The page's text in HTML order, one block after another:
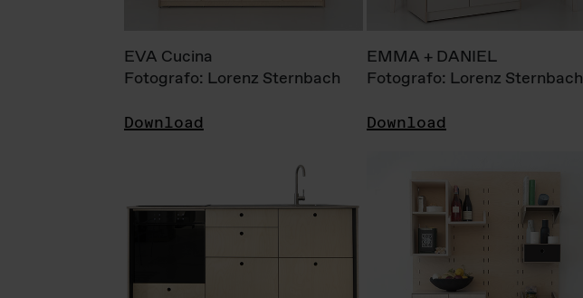
EVA Cucina
Fotografo: Lorenz Sternbach
Download
EMMA + DANIEL
Fotografo: Lorenz Sternbach
Download